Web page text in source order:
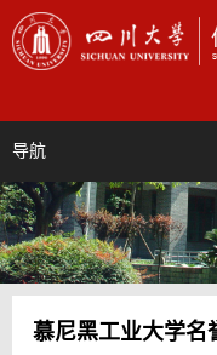
导航
慕尼黑工业大学名